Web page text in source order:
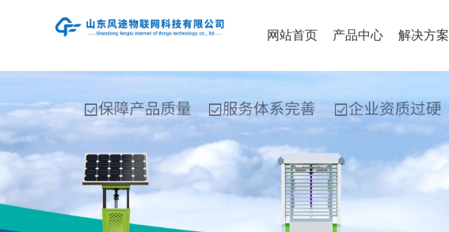
网站首页 产品中心 解决方案